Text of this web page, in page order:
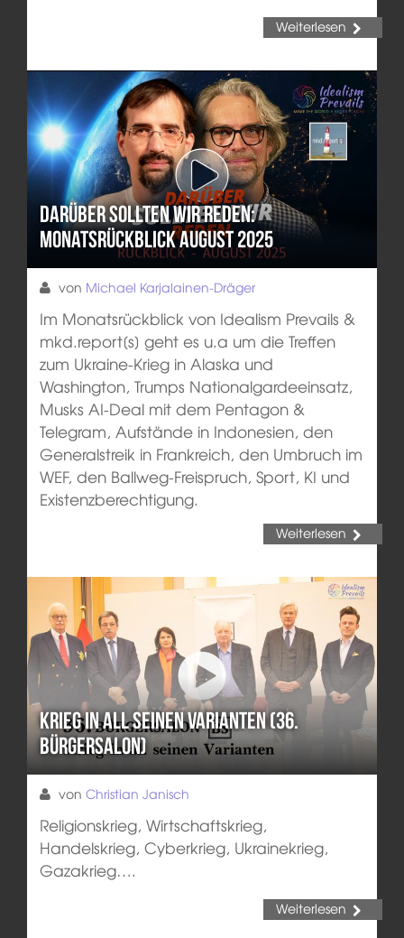
Weiterlesen
Darüber sollten wir reden:
Monatsrückblick August 2025
von Michael Karjalainen-Dräger
Im Monatsrückblick von Idealism Prevails &
mkd.report[s] geht es u.a um die Treffen
zum Ukraine-Krieg in Alaska und
Washington, Trumps Nationalgardeeinsatz,
Musks AI-Deal mit dem Pentagon &
Telegram, Aufstände in Indonesien, den
Generalstreik in Frankreich, den Umbruch im
WEF, den Ballweg-Freispruch, Sport, KI und
Existenzberechtigung.
Weiterlesen
Krieg in all seinen Varianten (36.
Bürgersalon)
von Christian Janisch
Religionskrieg, Wirtschaftskrieg,
Handelskrieg, Cyberkrieg, Ukrainekrieg,
Gazakrieg….
Weiterlesen